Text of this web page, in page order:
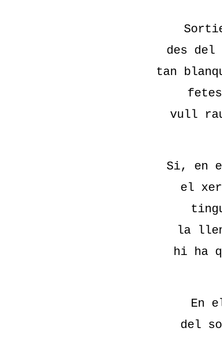
des
tan
vull
Si, en
el
la
hi ha
En
del